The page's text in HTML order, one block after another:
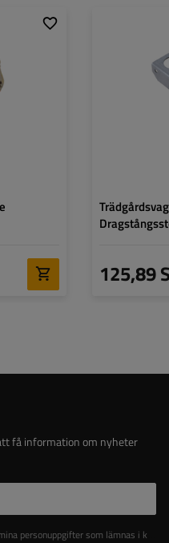
125,89
få information om nyheter
behandlas i enlighet med Europaparlamentets och rådets förordning (EU).